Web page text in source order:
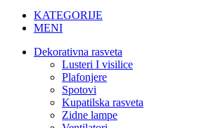
KATEGORIJE
MENI
Dekorativna rasveta
Lusteri I visilice
Plafonjere
Spotovi
Kupatilska rasveta
Zidne lampe